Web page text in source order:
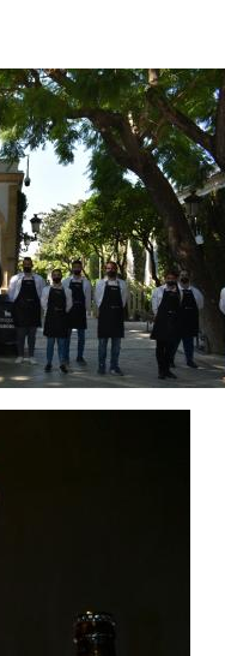
“la Caixa” unidos para
los jóvenes
CREAN LA CERVEZA